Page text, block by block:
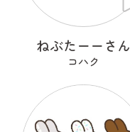
ねぶたーーさん
コハク